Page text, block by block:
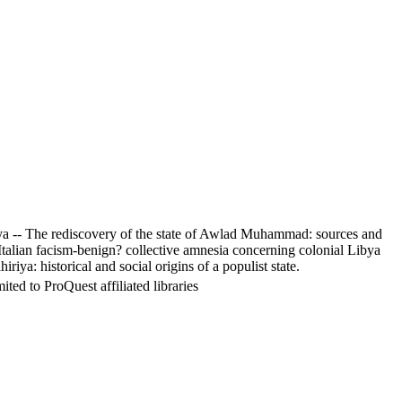
The rediscovery of the state of Awlad Muhammad: sources and
facism-benign? collective amnesia concerning colonial Libya
historical and social origins of a populist state.
to ProQuest affiliated libraries